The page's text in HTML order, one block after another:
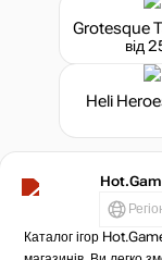
від
Heli
Каталог ігор